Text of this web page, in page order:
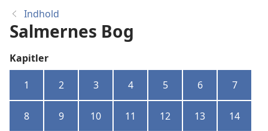
Indhold
Salmernes Bog
Kapitler
1 2 3 4 5 6 7
8 9 10 11 12 13 14